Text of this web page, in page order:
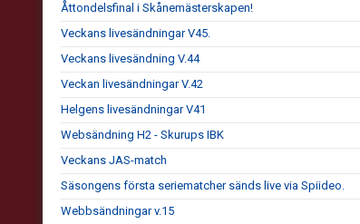
Åttondelsfinal i Skånemästerskapen!
Veckans livesändningar V45.
Veckans livesändning V.44
Veckan livesändningar V.42
Helgens livesändningar V41
Websändning H2 - Skurups IBK
Veckans JAS-match
Säsongens första seriematcher sänds live via Spiideo.
Webbsändningar v.15